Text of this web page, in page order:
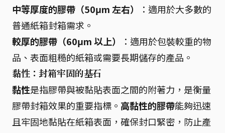
中等厚度的膠帶（50μm 左右）
：適用於大多數的
普通紙箱封箱需求。
較厚的膠帶（60μm 以上）
：適用於包裝較重的物
品、表面粗糙的紙箱或需要長期儲存的產品。
黏性：封箱牢固的基石
黏性是指膠帶與被黏貼表面之間的附著力，是衡量
膠帶封箱效果的重要指標。 高黏性的膠帶能夠迅速
且牢固地黏貼在紙箱表面，確保封口緊密，防止產